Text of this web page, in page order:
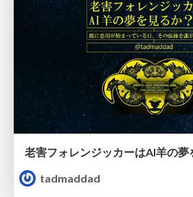
老害フォレンジッカーはAI羊の夢
tadmaddad